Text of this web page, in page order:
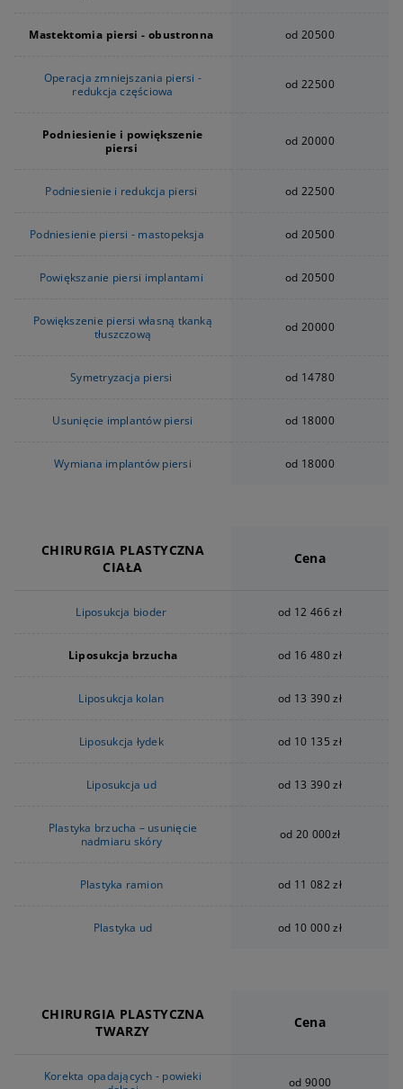
Mastektomia piersi - obustronna od 20500
Operacja zmniejszania piersi -
redukcja częściowa
od 22500
Podniesienie i powiększenie
piersi
od 20000
Podniesienie i redukcja piersi od 22500
Podniesienie piersi - mastopeksja od 20500
Powiększanie piersi implantami od 20500
Powiększenie piersi własną tkanką
tłuszczową
od 20000
Symetryzacja piersi od 14780
Usunięcie implantów piersi od 18000
Wymiana implantów piersi od 18000
CHIRURGIA PLASTYCZNA
CIAŁA
Cena
Liposukcja bioder od 12 466 zł
Liposukcja brzucha od 16 480 zł
Liposukcja kolan od 13 390 zł
Liposukcja łydek od 10 135 zł
Liposukcja ud od 13 390 zł
Plastyka brzucha – usunięcie
nadmiaru skóry
od 20 000zł
Plastyka ramion od 11 082 zł
Plastyka ud od 10 000 zł
CHIRURGIA PLASTYCZNA
TWARZY
Cena
Korekta opadających - powieki
od 9000